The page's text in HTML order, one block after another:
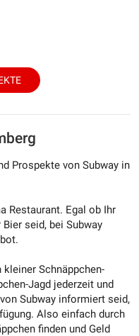
Prospekte von Subway in
Restaurant. Egal ob Ihr
seid, bei Subway
Schnäppchen-
Jagd jederzeit und
Subway informiert seid,
Also einfach durch
finden und Geld